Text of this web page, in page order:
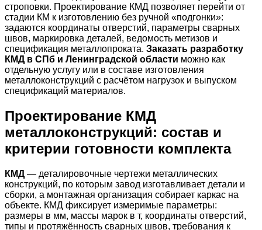
строповки. Проектирование КМД позволяет перейти от
стадии КМ к изготовлению без ручной «подгонки»:
задаются координаты отверстий, параметры сварных
швов, маркировка деталей, ведомость метизов и
спецификация металлопроката. Заказать разработку
КМД в СПб и Ленинградской области можно как
отдельную услугу или в составе изготовления
металлоконструкций с расчётом нагрузок и выпуском
спецификаций материалов.
Проектирование КМД
металлоконструкций: состав и
критерии готовности комплекта
КМД— деталировочные чертежи металлических
конструкций, по которым завод изготавливает детали и
сборки, а монтажная организация собирает каркас на
объекте. КМД фиксирует измеримые параметры:
размеры в мм, массы марок в т, координаты отверстий,
типы и протяжённость сварных швов, требования к